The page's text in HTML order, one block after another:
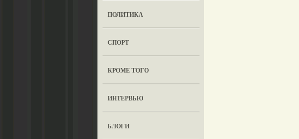
ПОЛИТИКА
СПОРТ
КРОМЕ ТОГО
ИНТЕРВЬЮ
БЛОГИ